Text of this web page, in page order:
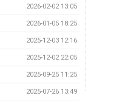
2026-02-02 13:05
2026-01-05 18:25
2025-12-03 12:16
2025-12-02 22:05
2025-09-25 11:25
2025-07-26 13:49